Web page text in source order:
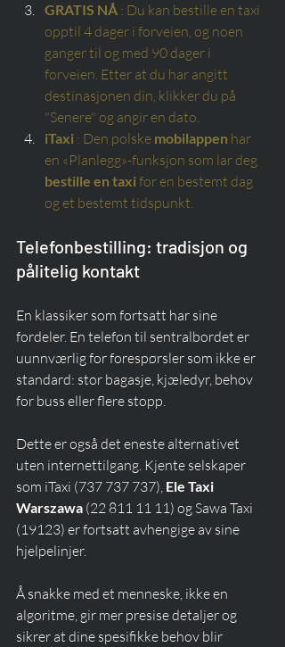
GRATIS NÅ : Du kan bestille en taxi
opptil 4 dager i forveien, og noen
ganger til og med 90 dager i
forveien. Etter at du har angitt
destinasjonen din, klikker du på
"Senere" og angir en dato.
iTaxi : Den polske mobilappen har
en «Planlegg»-funksjon som lar deg
bestille en taxifor en bestemt dag
og et bestemt tidspunkt.
Telefonbestilling: tradisjon og
pålitelig kontakt
En klassiker som fortsatt har sine
fordeler. En telefon til sentralbordet er
uunnværlig for forespørsler som ikke er
standard: stor bagasje, kjæledyr, behov
for buss eller flere stopp.
Dette er også det eneste alternativet
uten internettilgang. Kjente selskaper
som iTaxi (737 737 737), Ele Taxi
Warszawa (22 811 11 11) og Sawa Taxi
(19123) er fortsatt avhengige av sine
hjelpelinjer.
Å snakke med et menneske, ikke en
algoritme, gir mer presise detaljer og
sikrer at dine spesifikke behov blir